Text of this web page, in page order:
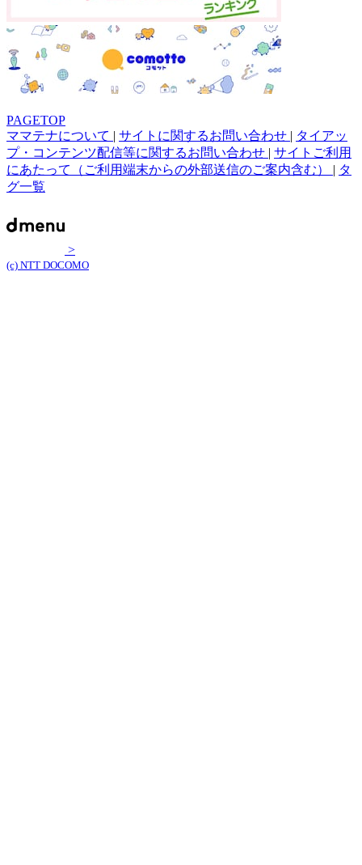
PAGETOP
ママテナについて | サイトに関するお問い合わせ | タイアッ
プ・コンテンツ配信等に関するお問い合わせ | サイトご利用
にあたって（ご利用端末からの外部送信のご案内含む） | タ
グ一覧
>
(c) NTT DOCOMO